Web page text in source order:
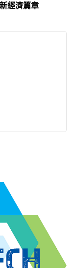
經濟篇章